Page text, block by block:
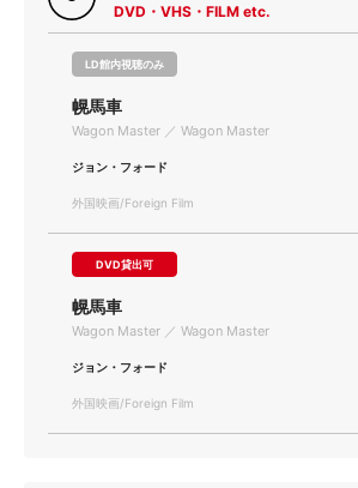
DVD・VHS・FILM etc.
LD館内視聴のみ
幌馬車
Wagon Master ／ Wagon Master
ジョン・フォード
外国映画/Foreign Film
DVD貸出可
幌馬車
Wagon Master ／ Wagon Master
ジョン・フォード
外国映画/Foreign Film